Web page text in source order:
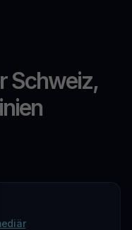
Schweiz,